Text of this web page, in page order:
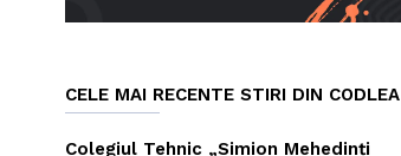
CELE MAI RECENTE STIRI DIN CODLEA
Colegiul Tehnic „Simion Mehedinți